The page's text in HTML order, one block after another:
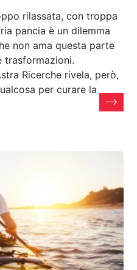
rilassata, con troppa
pancia è un dilemma
non ama questa parte
trasformazioni.
Ricerche rivela, però,
per curare la